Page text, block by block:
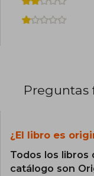
Preguntas
¿El libro es
Todos los libros
catálogo son